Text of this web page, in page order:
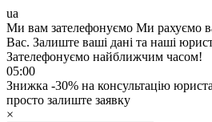
ua
Ми вам зателефонуємо Ми рахуємо
Вас. Залиште ваші дані та наші
Зателефонуємо найближчим часом!
05:00
Знижка -30% на консультацію юриста
просто залиште заявку
×